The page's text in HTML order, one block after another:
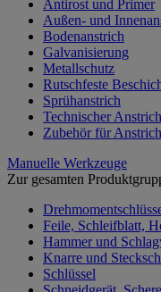
Antirost und Primer
Außen- und
Bodenanstrich
Galvanisierung
Metallschutz
Rutschfeste
Sprühanstrich
Technischer Anstrich
Zubehör für Anstrich
Manuelle Werkzeuge
Zur gesamten
Feile, Schleifblatt,
Hammer und
Knarre und
Schlüssel